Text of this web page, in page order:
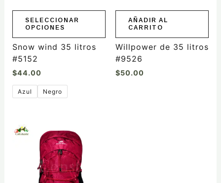
SELECCIONAR
OPCIONES
elegir
la
página
producto
Snow wind 35 litros
#5152
$44.00
Azul Negro
AÑADIR AL
CARRITO
Willpower de 35 litros
#9526
$50.00
Este
producto
múltiples
variantes.